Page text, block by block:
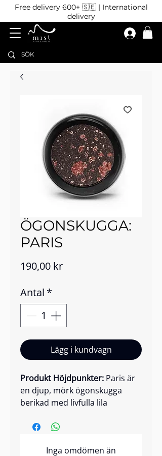
Free delivery 600+ 🇸🇪 | International
delivery
ÖGONSKUGGA:
PARIS
190,00 krPris
Antal *
Lägg i kundvagn
Produkt Höjdpunkter: Paris är
en djup, mörk ögonskugga
berikad med livfulla lila
skapar en slående,
Dess mikrosläta formula
Inga omdömen än